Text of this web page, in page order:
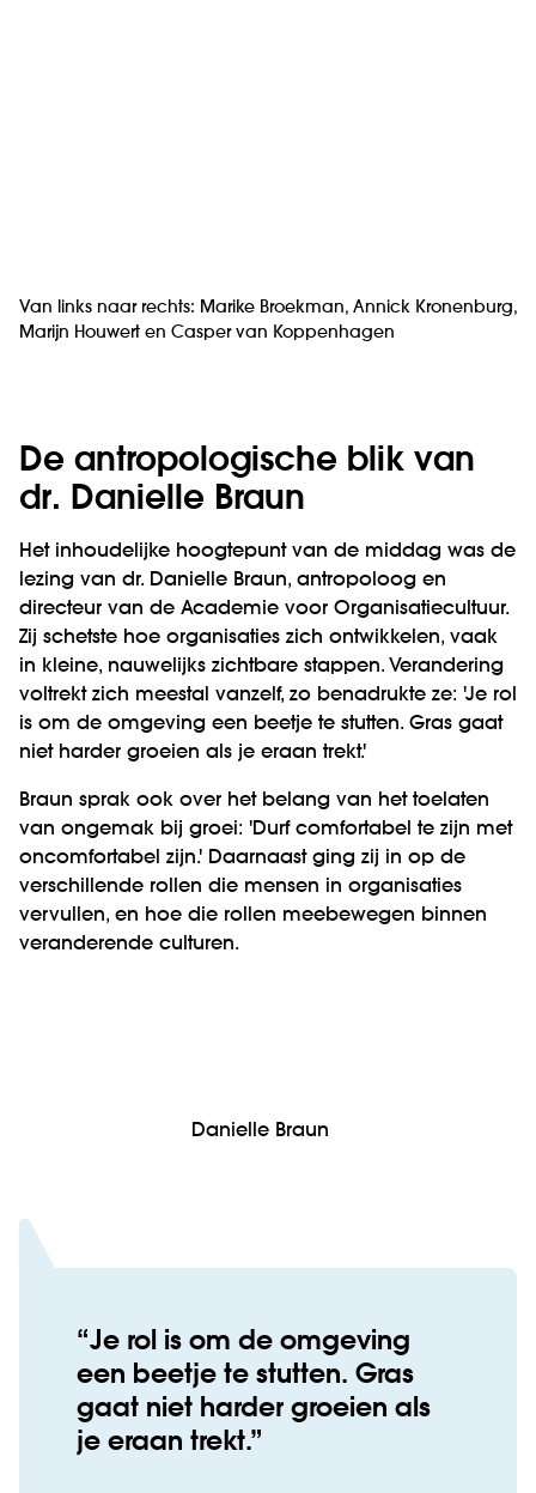
Van links naar rechts: Marike Broekman, Annick Kronenburg,
Marijn Houwert en Casper van Koppenhagen
De antropologische blik van
dr. Danielle Braun
Het inhoudelijke hoogtepunt van de middag was de
lezing van dr. Danielle Braun, antropoloog en
directeur van de Academie voor Organisatiecultuur.
Zij schetste hoe organisaties zich ontwikkelen, vaak
in kleine, nauwelijks zichtbare stappen. Verandering
voltrekt zich meestal vanzelf, zo benadrukte ze: 'Je rol
is om de omgeving een beetje te stutten. Gras gaat
niet harder groeien als je eraan trekt.'
Braun sprak ook over het belang van het toelaten
van ongemak bij groei: 'Durf comfortabel te zijn met
oncomfortabel zijn.' Daarnaast ging zij in op de
verschillende rollen die mensen in organisaties
vervullen, en hoe die rollen meebewegen binnen
veranderende culturen.
Danielle Braun
Je rol is om de omgeving
een beetje te stutten. Gras
gaat niet harder groeien als
je eraan trekt.